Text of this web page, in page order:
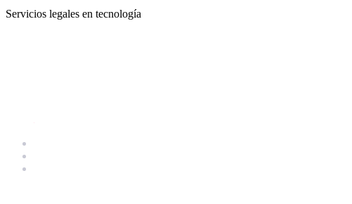
Servicios legales en tecnología